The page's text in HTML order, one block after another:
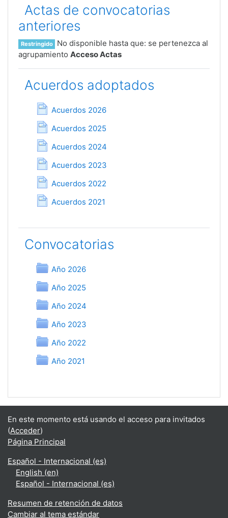
Actas de convocatorias
anteriores
Restringido
No disponible hasta que: se pertenezca al
agrupamiento Acceso Actas
Acuerdos adoptados
Acuerdos 2026
Página
Acuerdos 2025
Página
Acuerdos 2024
Página
Acuerdos 2023
Página
Acuerdos 2022
Página
Acuerdos 2021
Página
Convocatorias
Año 2026
Carpeta
Año 2025
Carpeta
Año 2024
Carpeta
Año 2023
Carpeta
Año 2022
Carpeta
Año 2021
Carpeta
En este momento está usando el acceso para invitados
(Acceder)
Página Principal
Español - Internacional ‎(es)‎
English ‎(en)‎
Español - Internacional ‎(es)‎
Resumen de retención de datos
Cambiar al tema estándar